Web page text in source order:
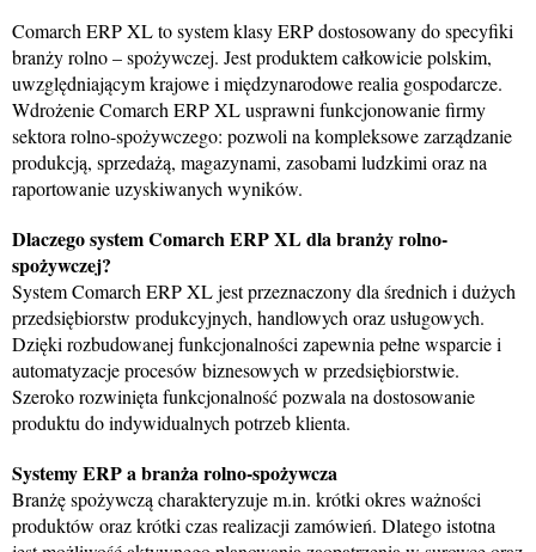
Comarch ERP XL to system klasy ERP dostosowany do specyfiki
branży rolno – spożywczej. Jest produktem całkowicie polskim,
uwzględniającym krajowe i międzynarodowe realia gospodarcze.
Wdrożenie Comarch ERP XL usprawni funkcjonowanie firmy
sektora rolno-spożywczego: pozwoli na kompleksowe zarządzanie
produkcją, sprzedażą, magazynami, zasobami ludzkimi oraz na
raportowanie uzyskiwanych wyników.
Dlaczego system Comarch ERP XL dla branży rolno-
spożywczej?
System Comarch ERP XL jest przeznaczony dla średnich i dużych
przedsiębiorstw produkcyjnych, handlowych oraz usługowych.
Dzięki rozbudowanej funkcjonalności zapewnia pełne wsparcie i
automatyzacje procesów biznesowych w przedsiębiorstwie.
Szeroko rozwinięta funkcjonalność pozwala na dostosowanie
produktu do indywidualnych potrzeb klienta.
Systemy ERP a branża rolno-spożywcza
Branżę spożywczą charakteryzuje m.in. krótki okres ważności
produktów oraz krótki czas realizacji zamówień. Dlatego istotna